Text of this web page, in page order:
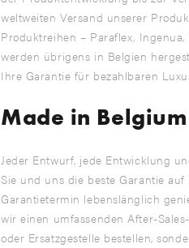
weltweiten Versand unserer
Produktreihen – Paraflex,
werden übrigens in Belgien
Ihre Garantie für bezahlbaren
Made in Belgium
Jeder Entwurf, jede Entwicklung
Sie und uns die beste Garantie
Garantietermin lebenslänglich
wir einen umfassenden After-
oder Ersatzgestelle bestellen,